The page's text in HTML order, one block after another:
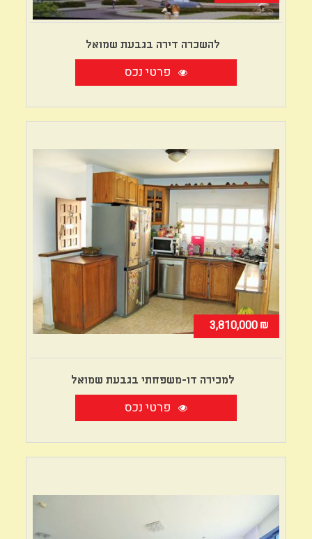
להשכרה דירה בגבעת שמואל
פרטי נכס
3,810,000 ₪
למכירה דו-משפחתי בגבעת שמואל
פרטי נכס